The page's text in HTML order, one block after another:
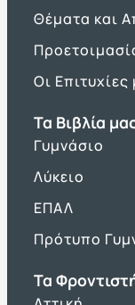
Θέματα και
Οι Επιτυχίες
Τα Βιβλία
Γυμνάσιο
Λύκειο
ΕΠΑΛ
Πρότυπο
Τα